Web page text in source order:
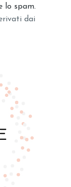
lo spam.
dai